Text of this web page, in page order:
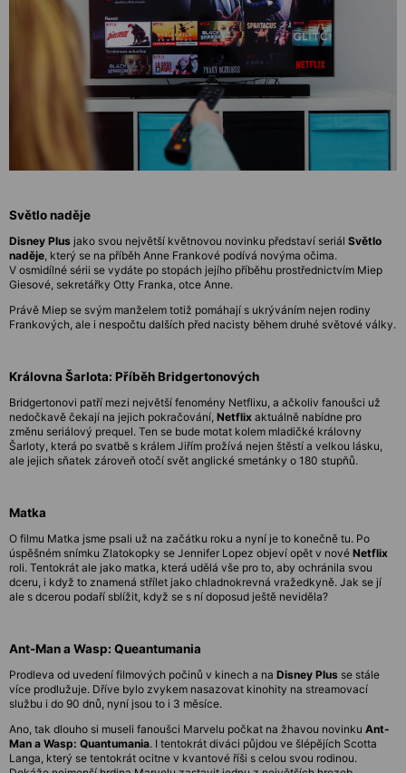
Světlo naděje
Disney Plus jako svou největší květnovou novinku představí seriál Světlo
naděje, který se na příběh Anne Frankové podívá novýma očima.
V osmidílné sérii se vydáte po stopách jejího příběhu prostřednictvím Miep
Giesové, sekretářky Otty Franka, otce Anne.
Právě Miep se svým manželem totiž pomáhají s ukrýváním nejen rodiny
Frankových, ale i nespočtu dalších před nacisty během druhé světové války.
Královna Šarlota: Příběh Bridgertonových
Bridgertonovi patří mezi největší fenomény Netflixu, a ačkoliv fanoušci už
nedočkavě čekají na jejich pokračování, Netflix aktuálně nabídne pro
změnu seriálový prequel. Ten se bude motat kolem mladičké královny
Šarloty, která po svatbě s králem Jiřím prožívá nejen štěstí a velkou lásku,
ale jejich sňatek zároveň otočí svět anglické smetánky o 180 stupňů.
Matka
O filmu Matka jsme psali už na začátku roku a nyní je to konečně tu. Po
úspěšném snímku Zlatokopky se Jennifer Lopez objeví opět v nové Netflix
roli. Tentokrát ale jako matka, která udělá vše pro to, aby ochránila svou
dceru, i když to znamená střílet jako chladnokrevná vražedkyně. Jak se jí
ale s dcerou podaří sblížit, když se s ní doposud ještě neviděla?
Ant-Man a Wasp: Queantumania
Prodleva od uvedení filmových počinů v kinech a na Disney Plus se stále
více prodlužuje. Dříve bylo zvykem nasazovat kinohity na streamovací
službu i do 90 dnů, nyní jsou to i 3 měsíce.
Ano, tak dlouho si museli fanoušci Marvelu počkat na žhavou novinku Ant-
Man a Wasp: Quantumania. I tentokrát diváci půjdou ve šlépějích Scotta
Langa, který se tentokrát ocitne v kvantové říši s celou svou rodinou.